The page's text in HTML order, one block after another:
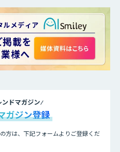
ンドマガジン
ガジン登録
方は、下記フォームよりご登録くだ